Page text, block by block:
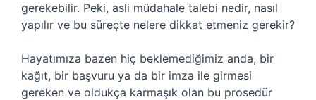
gerekebilir. Peki, asli müdahale talebi nedir, nasıl
yapılır ve bu süreçte nelere dikkat etmeniz gerekir?
Hayatımıza bazen hiç beklemediğimiz anda, bir
kağıt, bir başvuru ya da bir imza ile girmesi
gereken ve oldukça karmaşık olan bu prosedür